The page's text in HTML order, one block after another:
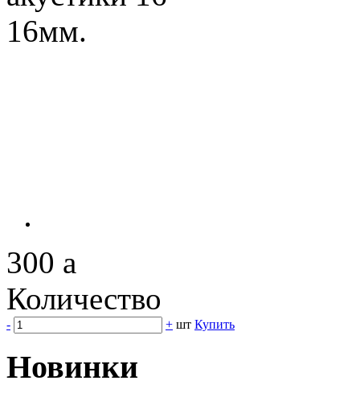
300 a
Количество
- + шт Купить
Новинки